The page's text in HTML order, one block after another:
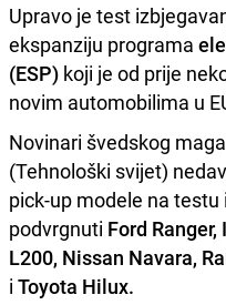
Upravo je test
ekspanziju programa
(ESP) koji je od prije
novim automobilima u
Novinari švedskog
(Tehnološki svijet)
pick-up modele na
podvrgnuti Ford
L200, Nissan Navara,
i Toyota Hilux.